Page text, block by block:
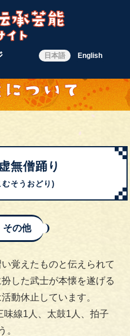
English
日本語
無僧踊り
そうおどり)
その他
覚えたものと伝えられて
した武士が本懐を遂げる
動休止しています。
味線1人、太鼓1人、拍子
。